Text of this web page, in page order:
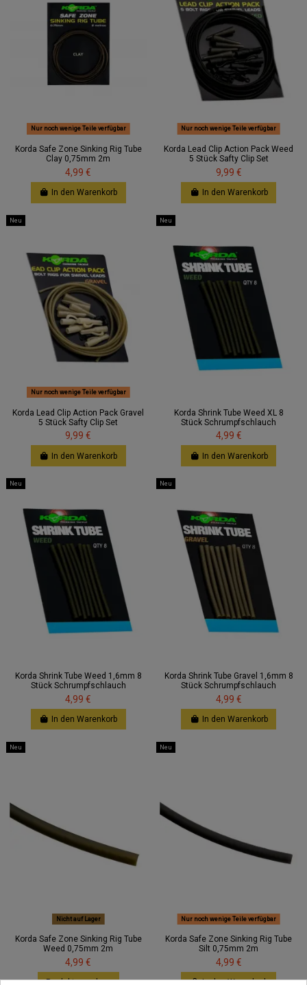
Nur noch wenige Teile verfügbar
Korda Safe Zone Sinking Rig Tube
Clay 0,75mm 2m
4,99 €
In den Warenkorb
Nur noch wenige Teile verfügbar
Korda Lead Clip Action Pack Weed
5 Stück Safty Clip Set
9,99 €
In den Warenkorb
Neu
Nur noch wenige Teile verfügbar
Korda Lead Clip Action Pack Gravel
5 Stück Safty Clip Set
9,99 €
In den Warenkorb
Neu
Korda Shrink Tube Weed XL 8
Stück Schrumpfschlauch
4,99 €
In den Warenkorb
Neu
Korda Shrink Tube Weed 1,6mm 8
Stück Schrumpfschlauch
4,99 €
In den Warenkorb
Neu
Korda Shrink Tube Gravel 1,6mm 8
Stück Schrumpfschlauch
4,99 €
In den Warenkorb
Neu
Nicht auf Lager
Korda Safe Zone Sinking Rig Tube
Weed 0,75mm 2m
4,99 €
Produkt ansehen
Neu
Nur noch wenige Teile verfügbar
Korda Safe Zone Sinking Rig Tube
Silt 0,75mm 2m
4,99 €
In den Warenkorb